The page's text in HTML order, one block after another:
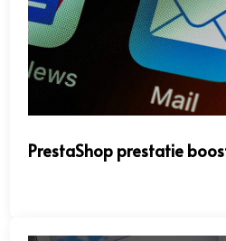
PrestaShop prestatie